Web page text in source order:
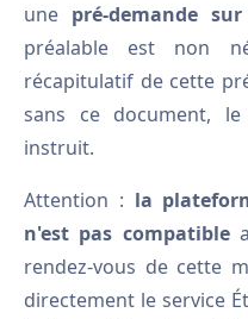
une pré-demande
préalable est non
récapitulatif de cette
sans ce document,
instruit.
Attention : la
n'est pas compatible
rendez-vous de cette
directement le service